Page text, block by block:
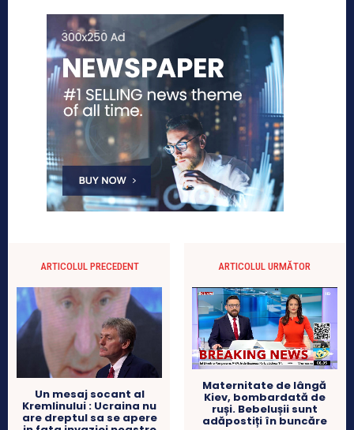
ARTICOLUL PRECEDENT
Un mesaj socant al
Kremlinului : Ucraina nu
are dreptul sa se apere
ARTICOLUL URMĂTOR
Maternitate de lângă
Kiev, bombardată de
ruși. Bebelușii sunt
adăpostiți în buncăre